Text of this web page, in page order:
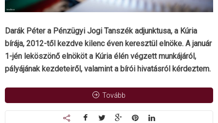
Darák Péter a Pénzügyi Jogi Tanszék adjunktusa, a Kúria
bírája, 2012-től kezdve kilenc éven keresztül elnöke. A január
1-jén leköszönő elnököt a Kúria élén végzett munkájáról,
pályájának kezdeteiről, valamint a bírói hivatásról kérdeztem.
Tovább